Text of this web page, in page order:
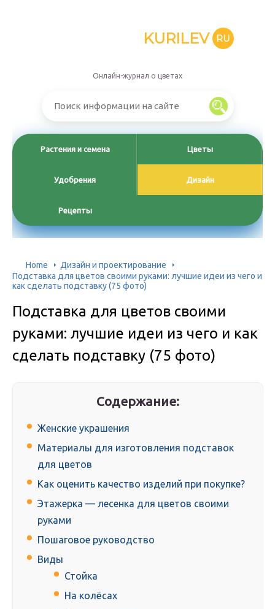
KURILEV RU
Онлайн-журнал о цветах
Растения и семена Цветы
Удобрения Дизайн
Рецепты
Home
Дизайн и проектирование
Подставка для цветов своими руками: лучшие идеи из чего и
как сделать подставку (75 фото)
Подставка для цветов своими
руками: лучшие идеи из чего и как
сделать подставку (75 фото)
Содержание:
Женские украшения
Материалы для изготовления подставок
для цветов
Как оценить качество изделий при покупке?
Этажерка — лесенка для цветов своими
руками
Пошаговое руководство
Виды
Стойка
На колёсах